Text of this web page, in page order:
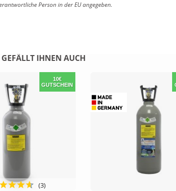
Person in der EU angegeben.
IHNEN AUCH
10€
GUTSCHEIN
(3)